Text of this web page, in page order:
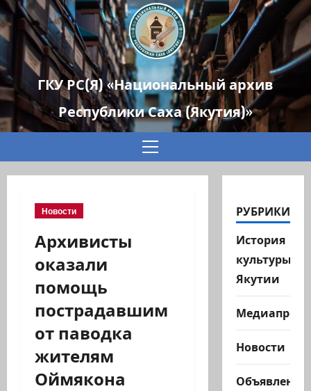
ГКУ РС(Я) «Национальный архив
Республики Саха (Якутия)»
Основное
Новости
Архивисты
оказали
помощь
пострадавшим
от паводка
жителям
Оймякона
РУБРИКИ
История
культуры
Якутии
Новости
Объявления